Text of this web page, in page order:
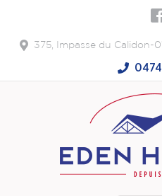
375, Impasse du Calidon-